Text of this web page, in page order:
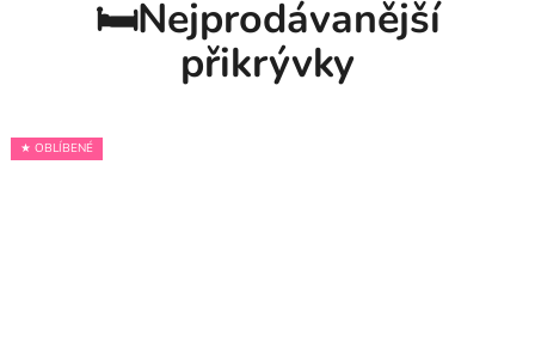
l
🛏️Nejprodávanější
přikrývky
★ OBLÍBENÉ
★ OBLÍBENÉ
★ OBLÍBENÉ
★ OBLÍBENÉ
★ OBLÍBENÉ
★ OBLÍBENÉ